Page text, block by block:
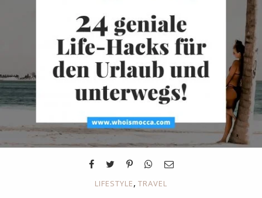
LIFESTYLE, TRAVEL